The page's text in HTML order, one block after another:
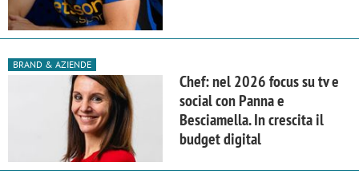
BRAND & AZIENDE
Chef: nel 2026 focus su tv e
social con Panna e
Besciamella. In crescita il
budget digital